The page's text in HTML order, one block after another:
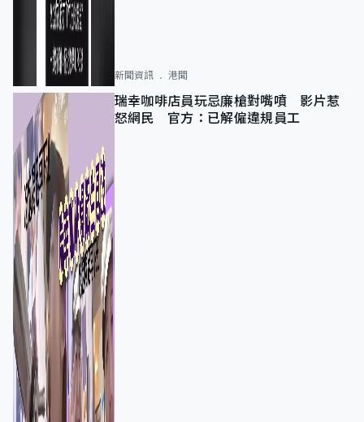
新聞資訊 港聞
瑞幸咖啡店員玩忌廉槍對嘴噴 影片惹
怒網民 官方：已解僱違規員工